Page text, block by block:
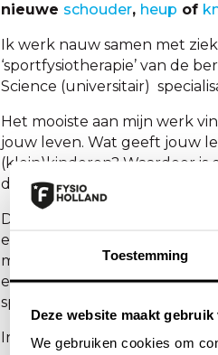
Toestemming
Deze website maakt
We gebruiken cookies om
nieuwe schouder, heup of
Ik werk nauw samen met
‘sportfysiotherapie’ van de
Science (universitair)
Het mooiste aan mijn werk
jouw leven. Wat geeft jouw
(klein)kinderen? Waardoor
dat jij de belangrijke dingen
De momenten die mij het
eindevaluaties. Wanneer je
merken dat er vaak zoveel
een val zijn rug op
sporten en tegen alle
In ditartikelvertelt Guus